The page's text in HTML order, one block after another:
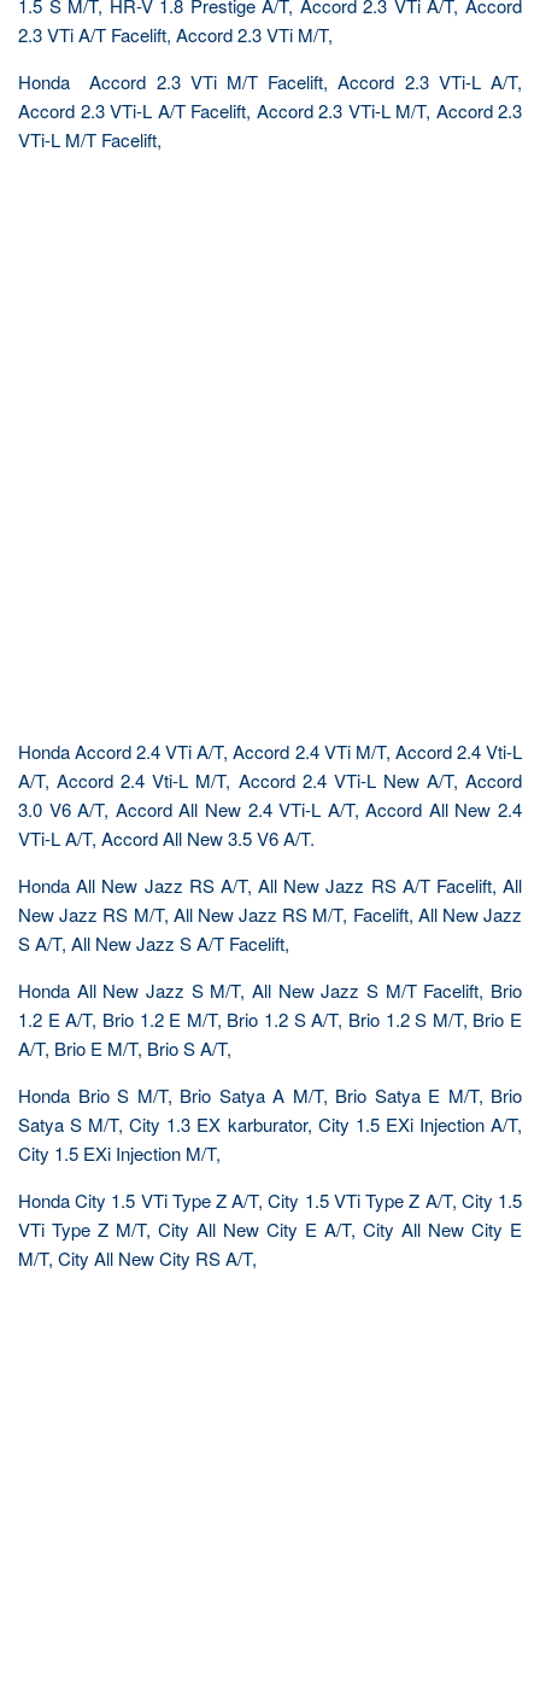
1.5 S M/T, HR-V 1.8 Prestige A/T, Accord 2.3 VTi A/T, Accord
2.3 VTi A/T Facelift, Accord 2.3 VTi M/T,
Honda Accord 2.3 VTi M/T Facelift, Accord 2.3 VTi-L A/T,
Accord 2.3 VTi-L A/T Facelift, Accord 2.3 VTi-L M/T, Accord 2.3
VTi-L M/T Facelift,
Honda Accord 2.4 VTi A/T, Accord 2.4 VTi M/T, Accord 2.4 Vti-L
A/T, Accord 2.4 Vti-L M/T, Accord 2.4 VTi-L New A/T, Accord
3.0 V6 A/T, Accord All New 2.4 VTi-L A/T, Accord All New 2.4
VTi-L A/T, Accord All New 3.5 V6 A/T.
Honda All New Jazz RS A/T, All New Jazz RS A/T Facelift, All
New Jazz RS M/T, All New Jazz RS M/T, Facelift, All New Jazz
S A/T, All New Jazz S A/T Facelift,
Honda All New Jazz S M/T, All New Jazz S M/T Facelift, Brio
1.2 E A/T, Brio 1.2 E M/T, Brio 1.2 S A/T, Brio 1.2 S M/T, Brio E
A/T, Brio E M/T, Brio S A/T,
Honda Brio S M/T, Brio Satya A M/T, Brio Satya E M/T, Brio
Satya S M/T, City 1.3 EX karburator, City 1.5 EXi Injection A/T,
City 1.5 EXi Injection M/T,
Honda City 1.5 VTi Type Z A/T, City 1.5 VTi Type Z A/T, City 1.5
VTi Type Z M/T, City All New City E A/T, City All New City E
M/T, City All New City RS A/T,